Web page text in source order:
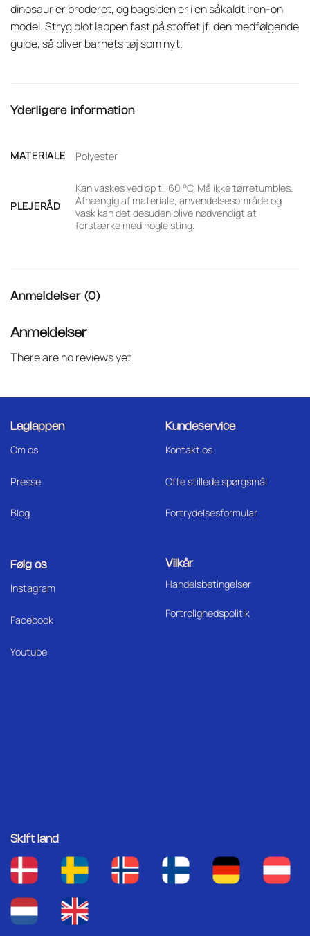
dinosaur er broderet, og bagsiden er i en såkaldt iron-on
model. Stryg blot lappen fast på stoffet jf. den medfølgende
guide, så bliver barnets tøj som nyt.
Yderligere information
MATERIALE Polyester
PLEJERÅD
Kan vaskes ved op til 60 °C. Må ikke tørretumbles.
Afhængig af materiale, anvendelsesområde og
vask kan det desuden blive nødvendigt at
forstærke med nogle sting.
Anmeldelser (0)
Anmeldelser
There are no reviews yet
Laglappen
Om os
Presse
Blog
Kundeservice
Kontakt os
Ofte stillede spørgsmål
Fortrydelsesformular
Følg os
Instagram
Facebook
Youtube
Vilkår
Handelsbetingelser
Fortrolighedspolitik
Skift land